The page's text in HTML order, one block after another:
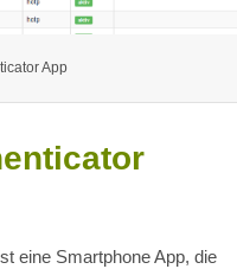
App
eine Smartphone App, die